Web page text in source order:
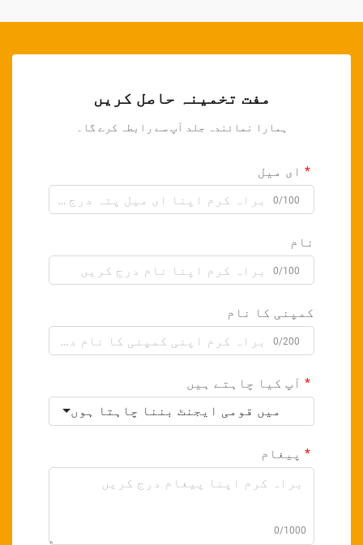
مفت تخمینہ حاصل کریں
ہمارا نمائندہ جلد آپ سے رابطہ کرے گا۔
ای میل
0/100
نام
0/100
کمپنی کا نام
0/200
آپ کیا چاہتے ہیں
میں قومی ایجنٹ بننا چاہتا ہوں
پیغام
0/1000